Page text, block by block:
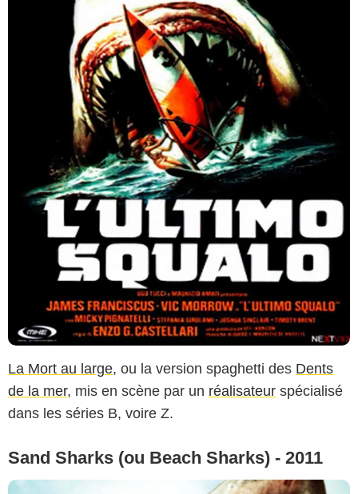
La Mort au large, ou la version spaghetti des Dents
de la mer, mis en scène par un réalisateur spécialisé
dans les séries B, voire Z.
Sand Sharks (ou Beach Sharks) - 2011